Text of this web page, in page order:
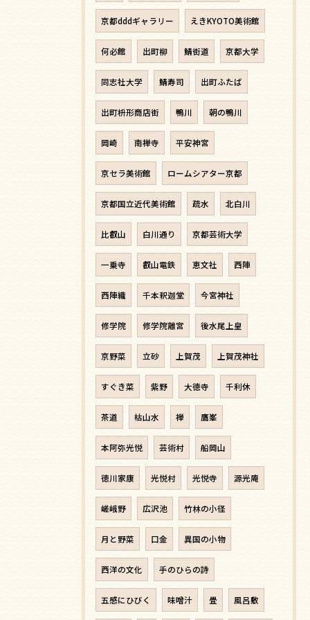
京都dddギャラリー えきKYOTO美術館
何必館 出町柳 鯖街道 京都大学
同志社大学 鯖寿司 出町ふたば
出町枡形商店街 鴨川 朝の鴨川
岡崎 南禅寺 平安神宮
京セラ美術館 ロームシアター京都
京都国立近代美術館 疏水 北白川
比叡山 白川通り 京都芸術大学
一乗寺 叡山電鉄 恵文社 西陣
西陣織 千本釈迦堂 今宮神社
修学院 修学院離宮 後水尾上皇
京野菜 立砂 上賀茂 上賀茂神社
すぐき菜 紫野 大徳寺 千利休
茶道 枯山水 禅 鷹峯
本阿弥光悦 芸術村 船岡山
徳川家康 光悦村 光悦寺 源光庵
嵯峨野 広沢池 竹林の小径
月と野菜 口金 異国の小物
西洋の文化 手のひらの詩
五感にひびく 味噌汁 畳 風呂敷